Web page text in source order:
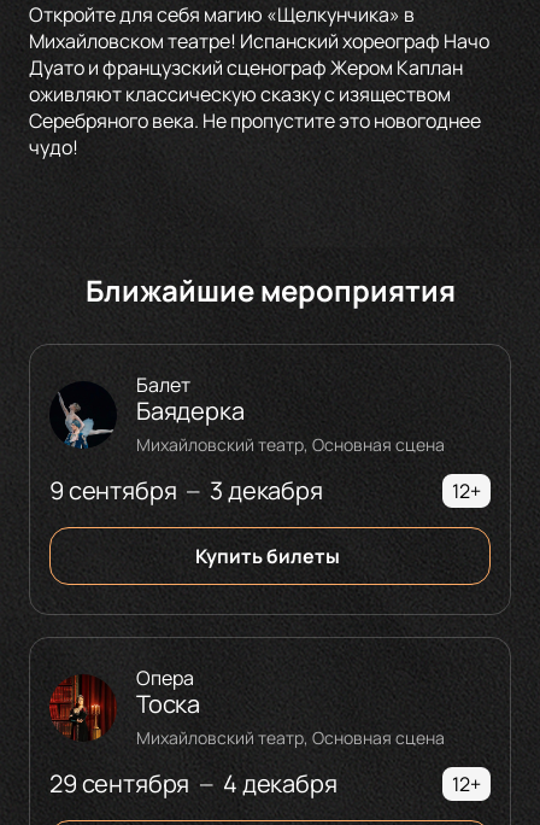
Откройте для себя магию «Щелкунчика» в
Михайловском театре! Испанский хореограф Начо
Дуато и французский сценограф Жером Каплан
оживляют классическую сказку с изяществом
Серебряного века. Не пропустите это новогоднее
чудо!
Ближайшие мероприятия
9 сентября — 3 декабря
Балет
Баядерка
Михайловский театр, Основная сцена
12+
Купить билеты
29 сентября — 4 декабря
Опера
Тоска
Михайловский театр, Основная сцена
12+